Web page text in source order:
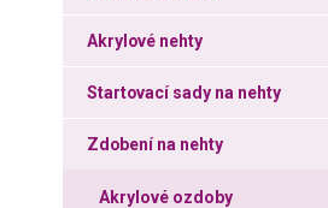
Akrylové nehty
Startovací sady na nehty
Zdobení na nehty
Akrylové ozdoby